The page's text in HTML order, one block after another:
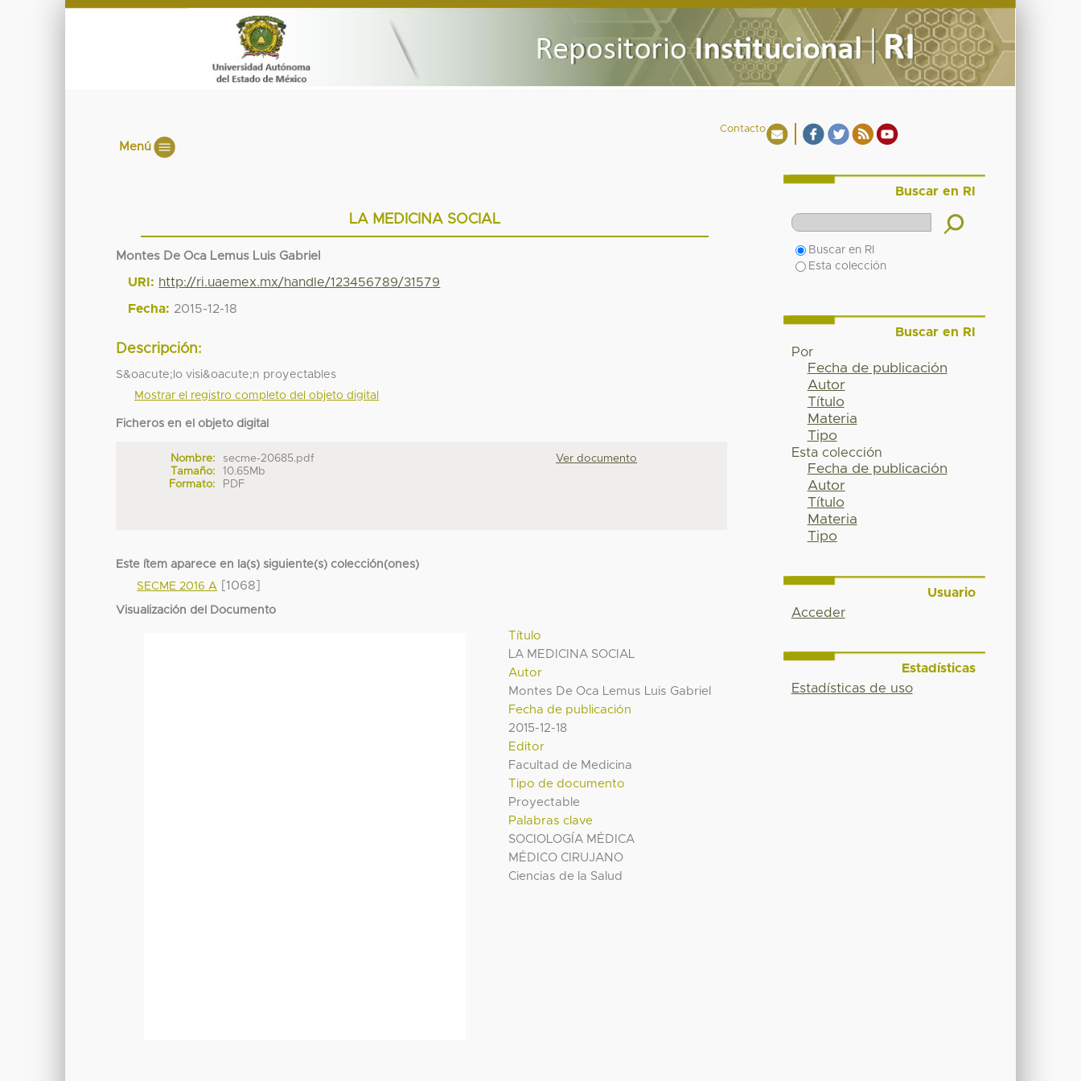
Contacto
Menú
LA MEDICINA SOCIAL
Montes De Oca Lemus Luis Gabriel
URI: http://ri.uaemex.mx/handle/123456789/31579
Fecha: 2015-12-18
Descripción:
S&oacute;lo visi&oacute;n proyectables
Mostrar el registro completo del objeto digital
Ficheros en el objeto digital
Nombre:
secme-20685.pdf
Tamaño:
10.65Mb
Formato:
PDF
Ver documento
Este ítem aparece en la(s) siguiente(s) colección(ones)
SECME 2016 A [1068]
Visualización del Documento
Título
LA MEDICINA SOCIAL
Autor
Montes De Oca Lemus Luis Gabriel
Fecha de publicación
2015-12-18
Editor
Facultad de Medicina
Tipo de documento
Proyectable
Palabras clave
SOCIOLOGÍA MÉDICA
MÉDICO CIRUJANO
Ciencias de la Salud
Buscar en RI
Buscar en RI
Esta colección
Buscar en RI
Por
Fecha de publicación
Autor
Título
Materia
Tipo
Esta colección
Fecha de publicación
Autor
Título
Materia
Tipo
Usuario
Acceder
Estadísticas
Estadísticas de uso